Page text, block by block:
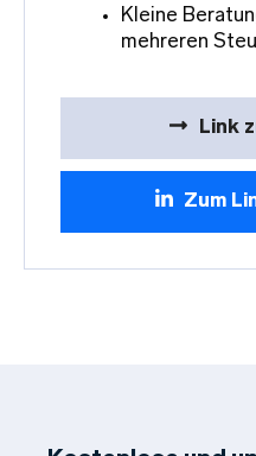
Kleine
mehreren
Link
Zum